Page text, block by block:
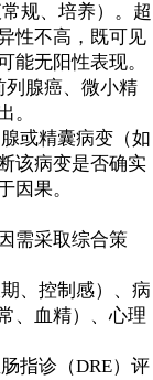
规、培养）。超
性不高，既可见
能无阳性表现。
列腺癌、微小精
。
或精囊病变（如
该病变是否确实
因果。
需采取综合策
、控制感）、病
、血精）、心理
指诊（DRE）评